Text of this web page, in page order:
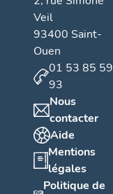
Veil
93400 Saint-
Ouen
01 53 85 59
93
Nous
contacter
Aide
Mentions
légales
Politique de